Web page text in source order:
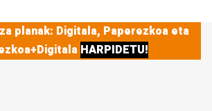
planak: Digitala, Paperezkoa eta
HARPIDETU!